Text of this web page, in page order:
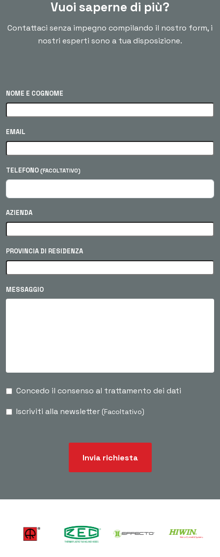
Vuoi saperne di più?
Contattaci senza impegno compilando il nostro form, i
nostri esperti sono a tua disposizione.
NOME E COGNOME
EMAIL
TELEFONO (FACOLTATIVO)
AZIENDA
PROVINCIA DI RESIDENZA
MESSAGGIO
Concedo il consenso al trattamento dei dati
Iscriviti alla newsletter (Facoltativo)
Invia richiesta